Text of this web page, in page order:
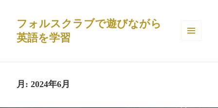
フォルスクラブで遊びながら
英語を学習
月:2024年6月